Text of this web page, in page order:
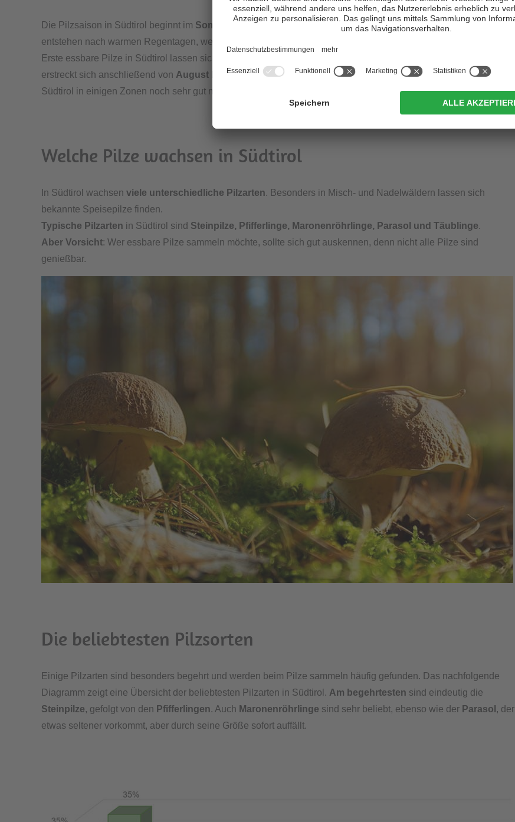
Die Pilzsaison in Südtirol beginnt im Sommer und reicht meist bis in den Herbst. Besonders gute Bedingungen
entstehen nach warmen Regentagen, wenn der Waldboden ausreichend feucht ist.
Erste essbare Pilze in Südtirol lassen sich je nach Gebiet ab Ende Juni bzw. Anfang Juli finden. Die
erstreckt sich anschließend von August bis September. Auch im Oktober und November ist das Pilze sammeln in
Südtirol in einigen Zonen noch sehr gut möglich.
Welche Pilze wachsen in Südtirol
In Südtirol wachsen viele unterschiedliche Pilzarten. Besonders in Misch- und Nadelwäldern lassen sich
bekannte Speisepilze finden.
Typische Pilzarten in Südtirol sind Steinpilze, Pfifferlinge, Maronenröhrlinge, Parasol und Täublinge.
Aber Vorsicht: Wer essbare Pilze sammeln möchte, sollte sich gut auskennen, denn nicht alle Pilze sind
genießbar.
Die beliebtesten Pilzsorten
Einige Pilzarten sind besonders begehrt und werden beim Pilze sammeln häufig gefunden. Das nachfolgende
Diagramm zeigt eine Übersicht der beliebtesten Pilzarten in Südtirol. Am begehrtesten sind eindeutig die
Steinpilze, gefolgt von den Pfifferlingen. Auch Maronenröhrlinge sind sehr beliebt, ebenso wie der Parasol , der
etwas seltener vorkommt, aber durch seine Größe sofort auffällt.